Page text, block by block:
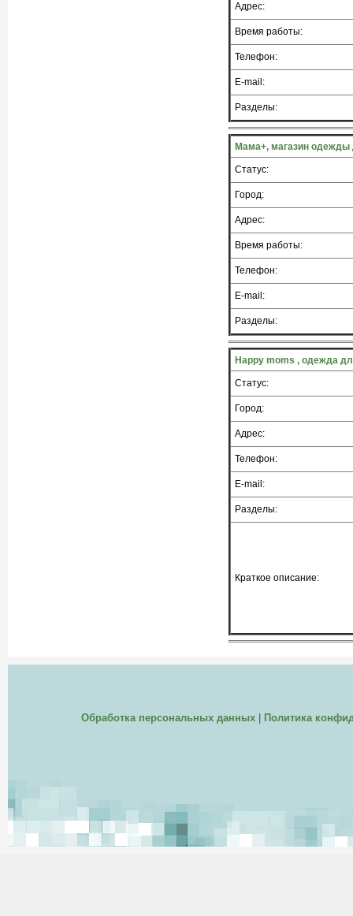
Адрес:
Время работы:
Телефон:
E-mail:
Разделы:
Мама+, магазин
Статус:
Город:
Адрес:
Время работы:
Телефон:
E-mail:
Разделы:
Happy moms , одежда
Статус:
Город:
Адрес:
Телефон:
E-mail:
Разделы:
Краткое описание:
Обработка персональных данных| Политика